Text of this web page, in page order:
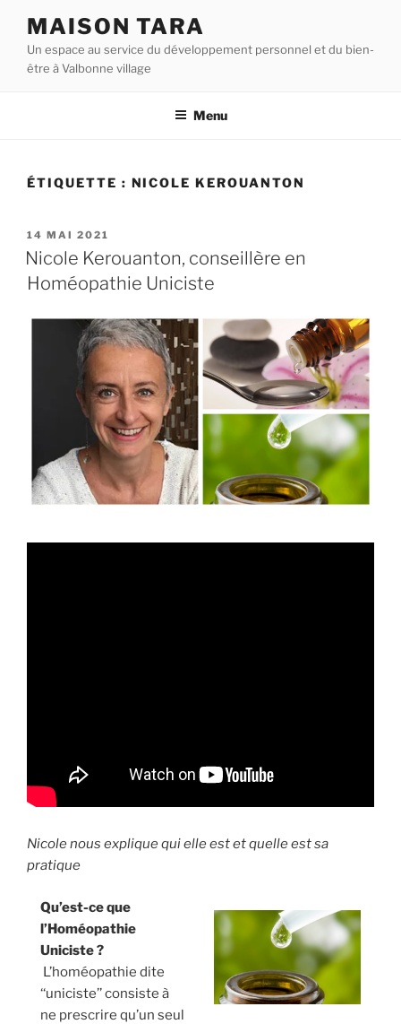
contenu
principal
MAISON TARA
Un espace au service du développement personnel et du bien-
être à Valbonne village
Menu
ÉTIQUETTE : NICOLE KEROUANTON
PUBLIÉ
LE
14 MAI 2021
Nicole Kerouanton, conseillère en
Homéopathie Uniciste
Nicole nous explique qui elle est et quelle est sa
pratique
Qu’est-ce que
l’Homéopathie
Uniciste ?
L’homéopathie dite
‘‘uniciste’’ consiste à
ne prescrire qu’un seul